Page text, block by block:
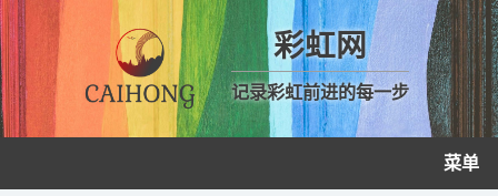
彩虹网
记录彩虹前进的每一步
菜单